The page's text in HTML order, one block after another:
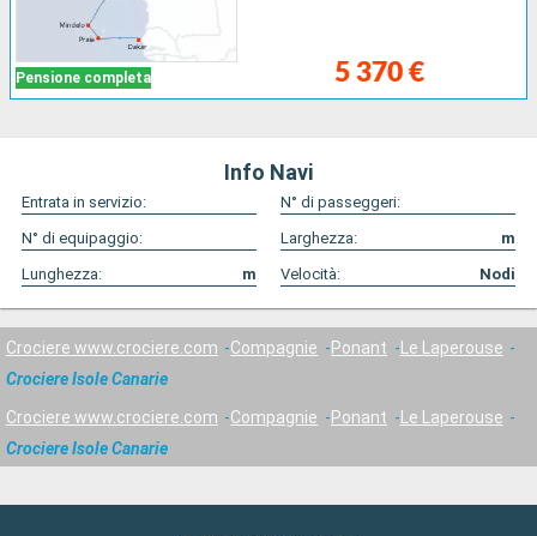
Pensione completa 5 370 €
Info Navi
Entrata in servizio:
N° di passeggeri:
N° di equipaggio:
Larghezza:
m
Lunghezza:
m Velocità: Nodi
Crociere www.crociere.com Compagnie Ponant
Le Laperouse
Crociere Isole Canarie
Crociere www.crociere.com Compagnie Ponant
Le Laperouse
Crociere Isole Canarie